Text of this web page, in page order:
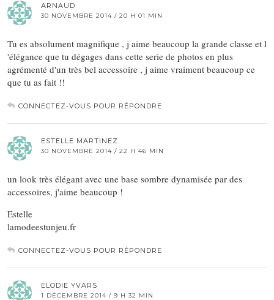
ARNAUD
30 NOVEMBRE 2014 / 20 H 01 MIN
Tu es absolument magnifique , j aime beaucoup la grande classe et l
'élégance que tu dégages dans cette serie de photos en plus
agrémenté d'un très bel accessoire , j aime vraiment beaucoup ce
que tu as fait !!
CONNECTEZ-VOUS POUR RÉPONDRE
ESTELLE MARTINEZ
30 NOVEMBRE 2014 / 22 H 46 MIN
un look très élégant avec une base sombre dynamisée par des
accessoires, j'aime beaucoup !
Estelle
lamodeestunjeu.fr
CONNECTEZ-VOUS POUR RÉPONDRE
ELODIE YVARS
1 DÉCEMBRE 2014 / 9 H 32 MIN